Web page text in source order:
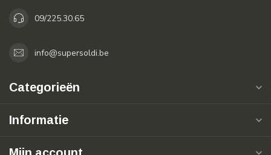
09/225.30.65
info@supersoldi.be
Categorieën
Informatie